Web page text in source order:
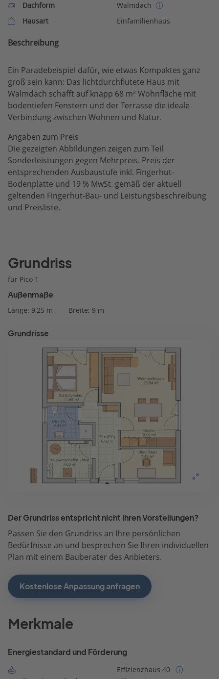
Dachform
Walmdach
Hausart
Einfamilienhaus
Beschreibung
Ein Paradebeispiel dafür, wie etwas Kompaktes ganz
groß sein kann: Das lichtdurchflutete Haus mit
Walmdach schafft auf knapp 68 m² Wohnfläche mit
bodentiefen Fenstern und der Terrasse die ideale
Verbindung zwischen Wohnen und Natur.
Angaben zum Preis
Die gezeigten Abbildungen zeigen zum Teil
Sonderleistungen gegen Mehrpreis. Preis der
entsprechenden Ausbaustufe inkl. Fingerhut-
Bodenplatte und 19 % MwSt. gemäß der aktuell
geltenden Fingerhut-Bau- und Leistungsbeschreibung
und Preisliste.
Grundriss
für Pico 1
Außenmaße
Länge: 9,25 m Breite: 9 m
Grundrisse
Der Grundriss entspricht nicht Ihren Vorstellungen?
Passen Sie den Grundriss an Ihre persönlichen
Bedürfnisse an und besprechen Sie Ihren individuellen
Plan mit einem Bauberater des Anbieters.
Kostenlose Anpassung anfragen
Merkmale
Energiestandard und Förderung
Effizienzhaus 40